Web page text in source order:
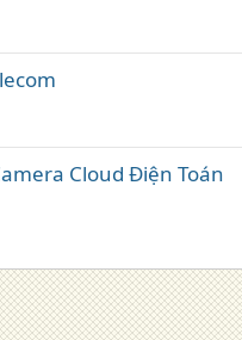
Cloud Điện Toán